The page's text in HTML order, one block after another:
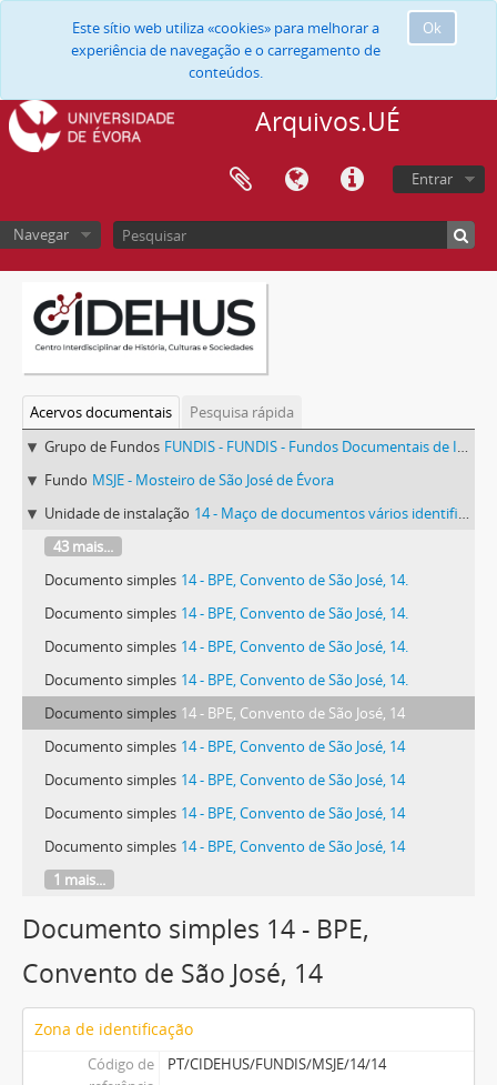
Ok
Este sítio web utiliza «cookies» para melhorar a
experiência de navegação e o carregamento de
conteúdos.
Arquivos.UÉ
Entrar
Navegar
Acervos documentais
Pesquisa rápida
Grupo de Fundos FUNDIS - FUNDIS - Fundos Documentais de Instituições do Sul
Fundo MSJE - Mosteiro de São José de Évora
Unidade de instalação 14 - Maço de documentos vários identificado com o número 14.
43 mais...
Documento simples 14 - BPE, Convento de São José, 14.
Documento simples 14 - BPE, Convento de São José, 14.
Documento simples 14 - BPE, Convento de São José, 14.
Documento simples 14 - BPE, Convento de São José, 14.
Documento simples 14 - BPE, Convento de São José, 14
Documento simples 14 - BPE, Convento de São José, 14
Documento simples 14 - BPE, Convento de São José, 14
Documento simples 14 - BPE, Convento de São José, 14
Documento simples 14 - BPE, Convento de São José, 14
1 mais...
Documento simples 14 - BPE,
Convento de São José, 14
Zona de identificação
Código de
PT/CIDEHUS/FUNDIS/MSJE/14/14